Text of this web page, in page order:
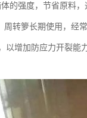
的强度，节省原料
转箩长期使用，经
以增加防应力开裂